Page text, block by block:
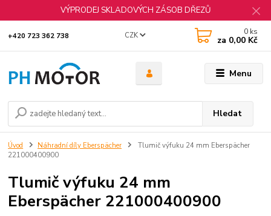
VÝPRODEJ SKLADOVÝCH ZÁSOB DŘEZŮ
Menu
CZK
Hledat
+420 723 362 738 0 ks
za 0,00 Kč
Úvod Náhradní díly Eberspächer
Tlumič výfuku 24 mm Eberspächer
221000400900
Tlumič výfuku 24 mm
Eberspächer 221000400900